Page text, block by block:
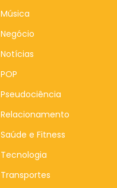
Música
Negócio
Notícias
POP
Pseudociência
Relacionamento
Saúde e Fitness
Tecnologia
Transportes